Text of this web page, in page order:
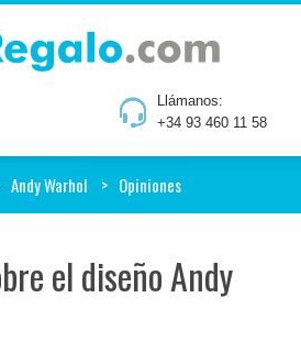
Llámanos:
+34 93 460 11 58
Andy Warhol Opiniones
el diseño Andy